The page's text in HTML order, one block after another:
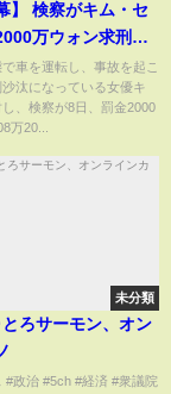
】 検察がキム・セ
万ウォン求刑、
車を運転し、事故を起こ
沙汰になっている女優キ
、検察が8日、罰金2000
万20...
未分類
ろサーモン、オン
#政治 #5ch #経済 #衆議院